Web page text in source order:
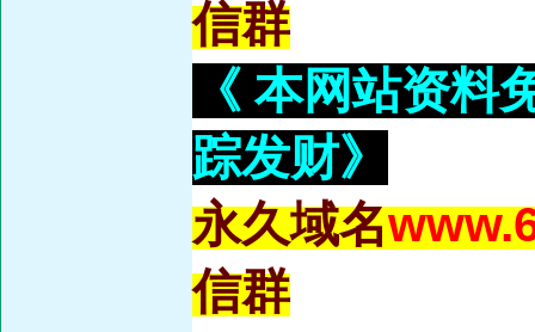
信群
《 本网站资
踪发财》
永久域名
信群